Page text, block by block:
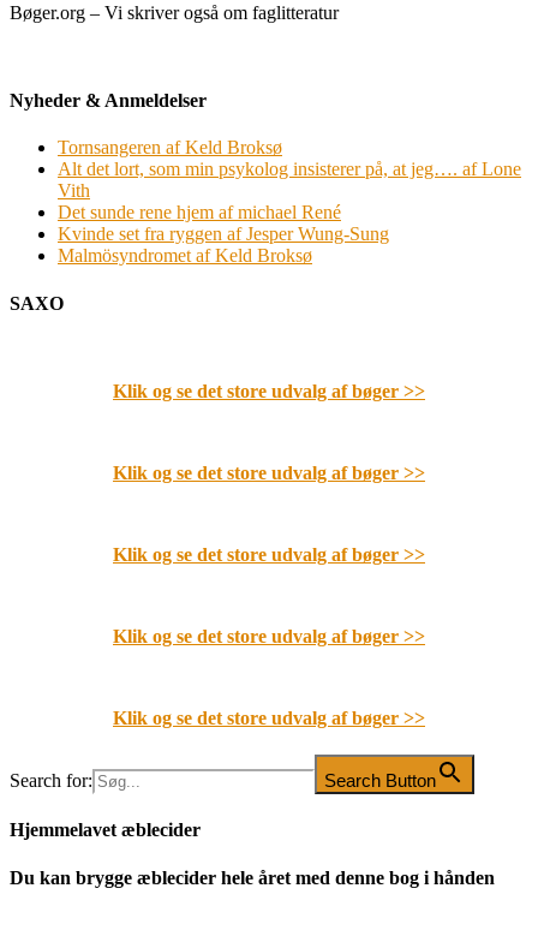
Bøger.org – Vi skriver også om faglitteratur
Nyheder & Anmeldelser
Tornsangeren af Keld Broksø
Alt det lort, som min psykolog insisterer på, at jeg…. af Lone
Vith
Det sunde rene hjem af michael René
Kvinde set fra ryggen af Jesper Wung-Sung
Malmösyndromet af Keld Broksø
SAXO
Klik og se det store udvalg af bøger >>
Klik og se det store udvalg af bøger >>
Klik og se det store udvalg af bøger >>
Klik og se det store udvalg af bøger >>
Klik og se det store udvalg af bøger >>
Search for: Search Button
Hjemmelavet æblecider
Du kan brygge æblecider hele året med denne bog i hånden